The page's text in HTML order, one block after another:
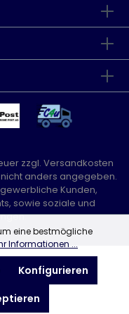
zzgl. Versandkosten
anders angegeben.
Kunden,
sowie soziale und
eine bestmögliche
Informationen ...
Konfigurieren